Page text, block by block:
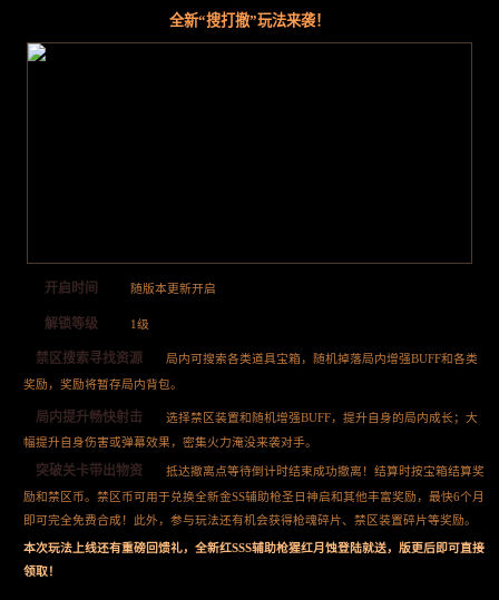
全新“搜打撤”玩法来袭！
开启时间 随版本更新开启
解锁等级 1级
禁区搜索寻找资源
局内可搜索各类道具宝箱，随机掉落局内增强BUFF和各类
奖励，奖励将暂存局内背包。
局内提升畅快射击
选择禁区装置和随机增强BUFF，提升自身的局内成长；大
幅提升自身伤害或弹幕效果，密集火力淹没来袭对手。
突破关卡带出物资
抵达撤离点等待倒计时结束成功撤离！结算时按宝箱结算奖
励和禁区币。禁区币可用于兑换全新金SS辅助枪圣日神启和其他丰富奖励，最快6个月
即可完全免费合成！此外，参与玩法还有机会获得枪魂碎片、禁区装置碎片等奖励。
本次玩法上线还有重磅回馈礼，全新红SSS辅助枪猩红月蚀登陆就送，版更后即可直接
领取！